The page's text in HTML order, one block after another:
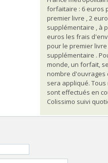
forfaitaire : 6 euros
premier livre , 2
supplémentaire , à
euros les frais
pour le premier
supplémentaire .
monde, un forfait,
nombre d'ouvrages
sera appliqué.
sont effectués en
Colissimo suivi